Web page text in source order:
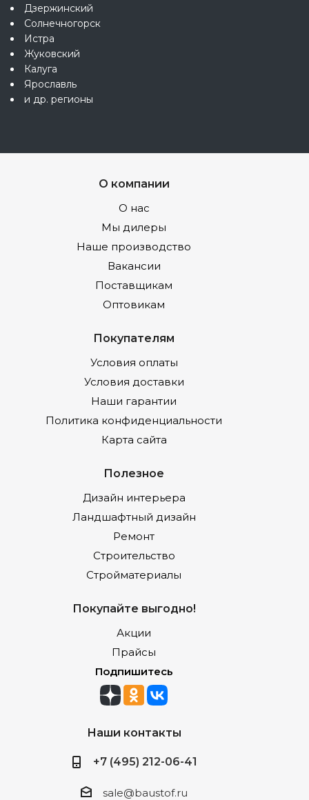
Дзержинский
Солнечногорск
Истра
Жуковский
Калуга
Ярославль
и др. регионы
О компании
О нас
Мы дилеры
Наше производство
Вакансии
Поставщикам
Оптовикам
Покупателям
Условия оплаты
Условия доставки
Наши гарантии
Политика конфиденциальности
Карта сайта
Полезное
Дизайн интерьера
Ландшафтный дизайн
Ремонт
Строительство
Стройматериалы
Покупайте выгодно!
Акции
Прайсы
Подпишитесь
Наши контакты
+7 (495) 212-06-41
sale@baustof.ru